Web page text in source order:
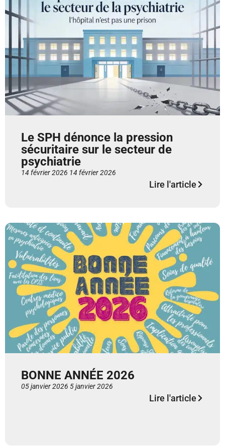
Le SPH dénonce la pression
sécuritaire sur le secteur de
psychiatrie
14 février 2026 14 février 2026
Lire l'article
BONNE ANNÉE 2026
05 janvier 2026 5 janvier 2026
Lire l'article